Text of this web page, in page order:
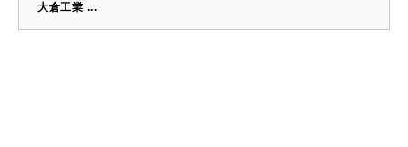
大倉工業 ...